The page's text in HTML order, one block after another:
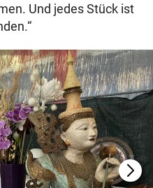
Und jedes Stück ist